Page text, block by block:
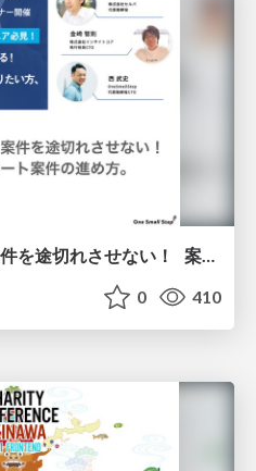
コロナ禍でもリモート案件を途切れさせない！ 案件の獲得方法とリモート案件の進め方。
0 410